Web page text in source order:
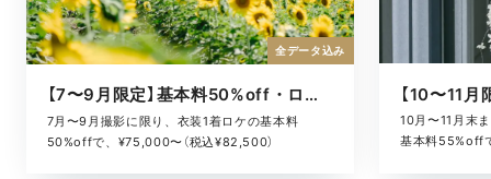
【7〜9月限定】基本料50%off・ロケキャンペーン
7月〜9月撮影に限り、衣装1着ロケの基本料
50%offで、¥75,000〜（税込¥82,500）
全データ込み
10月〜11月末
基本料55%off